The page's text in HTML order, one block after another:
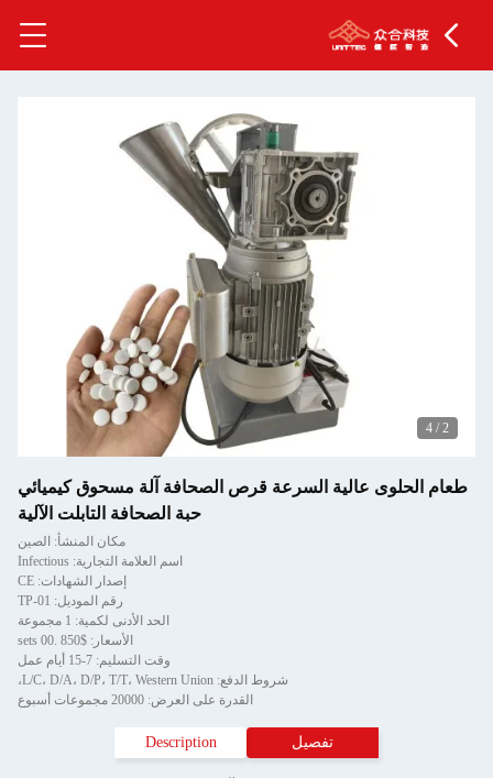
2
/
4
طعام الحلوى عالية السرعة قرص الصحافة آلة مسحوق كيميائي
حبة الصحافة التابلت الآلية
مكان المنشأ: الصين
اسم العلامة التجارية: Infectious
إصدار الشهادات: CE
رقم الموديل: TP-01
الحد الأدنى لكمية: 1 مجموعة
الأسعار: $850 .00 sets
وقت التسليم: 7-15 أيام عمل
شروط الدفع: L/C، D/A، D/P، T/T، Western Union،
القدرة على العرض: 20000 مجموعات أسبوع
تفصيل Description